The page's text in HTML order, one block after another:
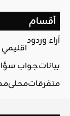
أقسام
آراء وردود
بياناتجواب
متفرقاتمحلي